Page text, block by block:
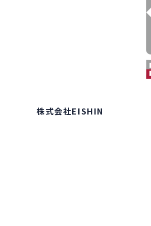
株式会社EISHIN